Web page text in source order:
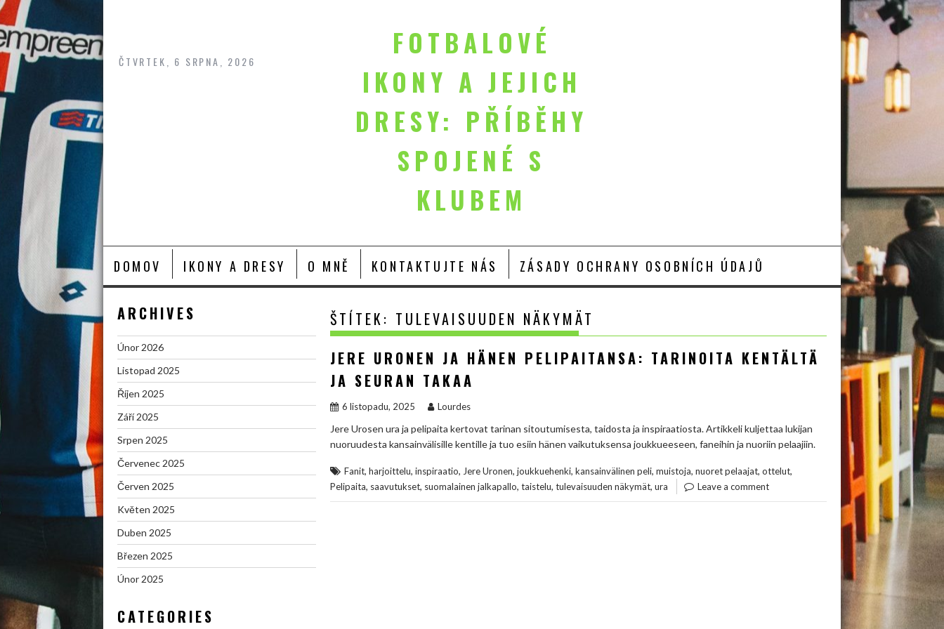
content
ČTVRTEK, 6 SRPNA, 2026
FOTBALOVÉ
IKONY A JEJICH
DRESY: PŘÍBĚHY
SPOJENÉ S
KLUBEM
DOMOV IKONY A DRESY O MNĚ KONTAKTUJTE NÁS ZÁSADY OCHRANY OSOBNÍCH ÚDAJŮ
ŠTÍTEK: TULEVAISUUDEN NÄKYMÄT
JERE URONEN JA HÄNEN PELIPAITANSA: TARINOITA KENTÄLTÄ
JA SEURAN TAKAA
6 listopadu, 2025 Lourdes
Jere Urosen ura ja pelipaita kertovat tarinan sitoutumisesta, taidosta ja inspiraatiosta. Artikkeli kuljettaa lukijan
nuoruudesta kansainvälisille kentille ja tuo esiin hänen vaikutuksensa joukkueeseen, faneihin ja nuoriin pelaajiin.
Fanit, harjoittelu, inspiraatio, Jere Uronen, joukkuehenki, kansainvälinen peli, muistoja, nuoret pelaajat, ottelut,
Pelipaita, saavutukset, suomalainen jalkapallo, taistelu, tulevaisuuden näkymät, ura Leave a comment
ARCHIVES
Únor 2026
Listopad 2025
Říjen 2025
Září 2025
Srpen 2025
Červenec 2025
Červen 2025
Květen 2025
Duben 2025
Březen 2025
Únor 2025
CATEGORIES